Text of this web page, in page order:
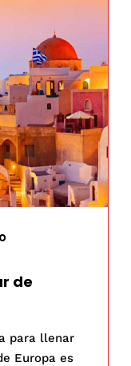
de
para llenar
Europa es